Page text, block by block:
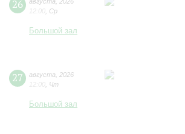
26
12:00 Ср
Большой зал
27 августа
2026
12:00 Чт
Большой зал